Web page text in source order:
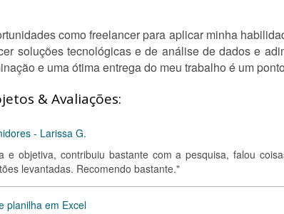
como freelancer para aplicar minha
soluções tecnológicas e de análise de dados e
e uma ótima entrega do meu trabalho é um
& Avaliações:
- Larissa G.
e objetiva, contribuiu bastante com a pesquisa, falou
levantadas. Recomendo bastante."
planilha em Excel